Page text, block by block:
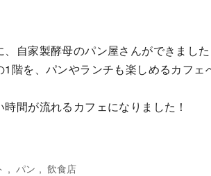
自家製酵母のパン屋さんができました
1階を、パンやランチも楽しめるカフ
間が流れるカフェになりました！
パン 飲食店